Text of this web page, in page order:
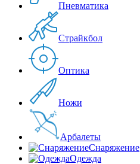
Пневматика
Страйкбол
Оптика
Ножи
Арбалеты
Снаряжение
Одежда